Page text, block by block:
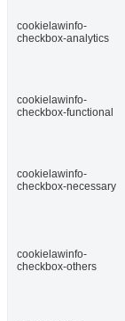
cookielawinfo-
checkbox-analytics
cookielawinfo-
checkbox-functional
cookielawinfo-
checkbox-necessary
cookielawinfo-
checkbox-others